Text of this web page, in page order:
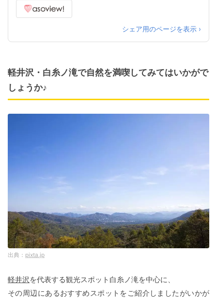
シェア用のページを表示 ›
軽井沢・白糸ノ滝で自然を満喫してみてはいかがで
しょうか♪
pixta.jp
軽井沢 を代表する観光スポット白糸ノ滝を中心に、
その周辺にあるおすすめスポットをご紹介しましたがいかが